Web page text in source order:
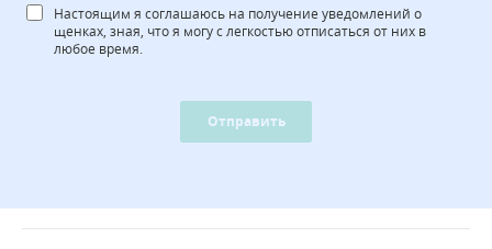
Настоящим я соглашаюсь на получение уведомлений о
щенках, зная, что я могу с легкостью отписаться от них в
любое время.
Отправить